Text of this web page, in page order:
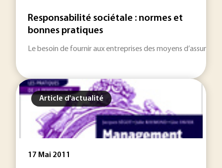
Responsabilité sociétale : normes et
bonnes pratiques
Le besoin de fournir aux entreprises des moyens
Article d'actualité
17 Mai 2011